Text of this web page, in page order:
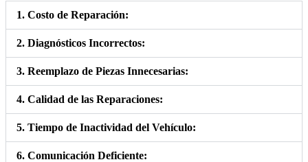
1. Costo de Reparación:
2. Diagnósticos Incorrectos:
3. Reemplazo de Piezas Innecesarias:
4. Calidad de las Reparaciones:
5. Tiempo de Inactividad del Vehículo:
6. Comunicación Deficiente: